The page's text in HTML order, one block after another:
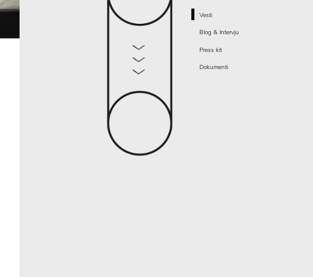
Vesti
Blog & Intervju
Press kit
Dokumenti